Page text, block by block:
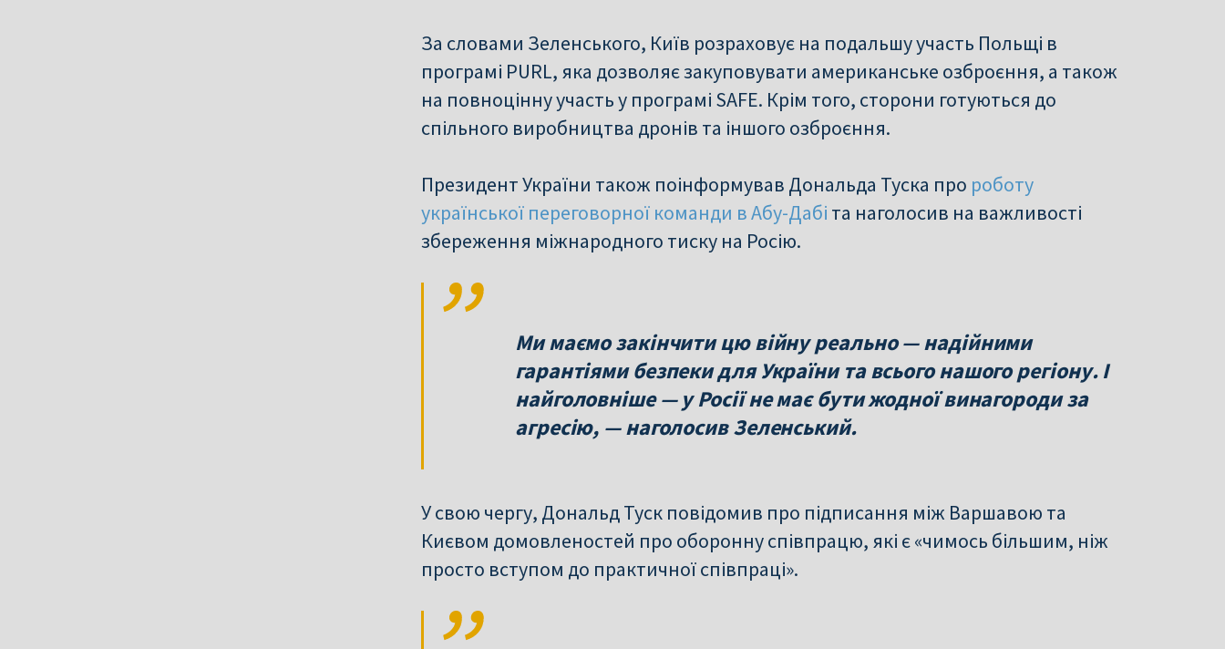
За словами Зеленського, Київ розраховує на подальшу участь Польщі в
програмі PURL, яка дозволяє закуповувати американське озброєння, а також
на повноцінну участь у програмі SAFE. Крім того, сторони готуються до
спільного виробництва дронів та іншого озброєння.
Президент України також поінформував Дональда Туска про роботу
української переговорної команди в Абу-Дабі та наголосив на важливості
збереження міжнародного тиску на Росію.
Ми маємо закінчити цю війну реально — надійними
гарантіями безпеки для України та всього нашого регіону. І
найголовніше — у Росії не має бути жодної винагороди за
агресію, — наголосив Зеленський.
У свою чергу, Дональд Туск повідомив про підписання між Варшавою та
Києвом домовленостей про оборонну співпрацю, які є «чимось більшим, ніж
просто вступом до практичної співпраці».